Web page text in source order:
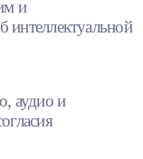
и
интеллектуальной
аудио и